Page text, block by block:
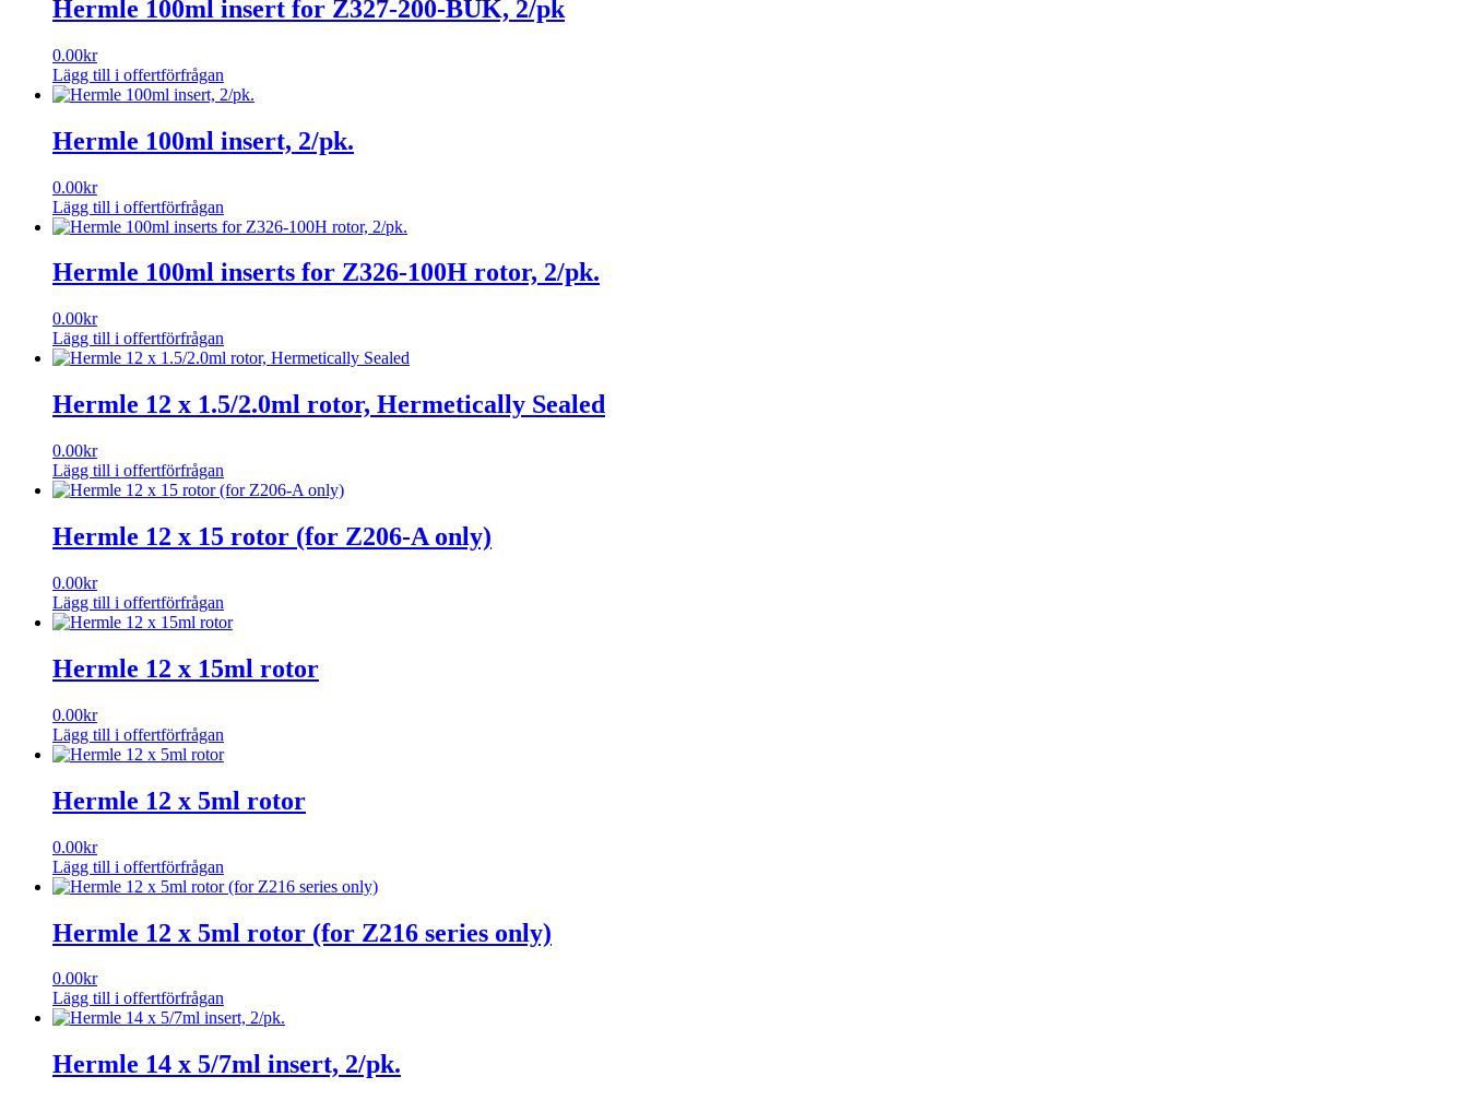
Hermle 100ml insert for Z327-200-BUK, 2/pk
0.00kr
Lägg till i offertförfrågan
Hermle 100ml insert, 2/pk.
0.00kr
Lägg till i offertförfrågan
Hermle 100ml inserts for Z326-100H rotor, 2/pk.
0.00kr
Lägg till i offertförfrågan
Hermle 12 x 1.5/2.0ml rotor, Hermetically Sealed
0.00kr
Lägg till i offertförfrågan
Hermle 12 x 15 rotor (for Z206-A only)
0.00kr
Lägg till i offertförfrågan
Hermle 12 x 15ml rotor
0.00kr
Lägg till i offertförfrågan
Hermle 12 x 5ml rotor
0.00kr
Lägg till i offertförfrågan
Hermle 12 x 5ml rotor (for Z216 series only)
0.00kr
Lägg till i offertförfrågan
Hermle 14 x 5/7ml insert, 2/pk.